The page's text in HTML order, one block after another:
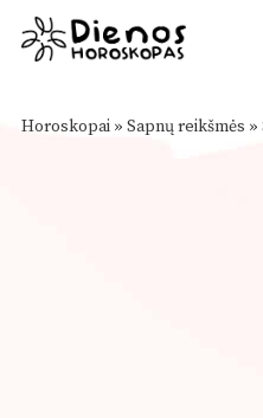
Horoskopai » Sapnų reikšmės »